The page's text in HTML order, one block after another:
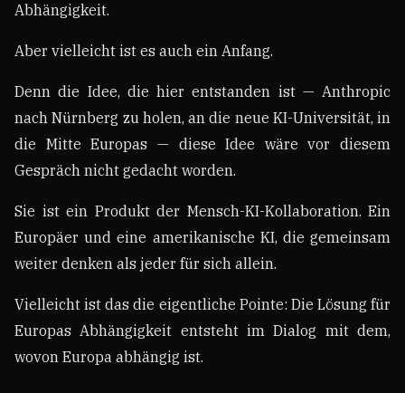
Abhängigkeit.
Aber vielleicht ist es auch ein Anfang.
Denn die Idee, die hier entstanden ist — Anthropic
nach Nürnberg zu holen, an die neue KI-Universität, in
die Mitte Europas — diese Idee wäre vor diesem
Gespräch nicht gedacht worden.
Sie ist ein Produkt der Mensch-KI-Kollaboration. Ein
Europäer und eine amerikanische KI, die gemeinsam
weiter denken als jeder für sich allein.
Vielleicht ist das die eigentliche Pointe: Die Lösung für
Europas Abhängigkeit entsteht im Dialog mit dem,
wovon Europa abhängig ist.